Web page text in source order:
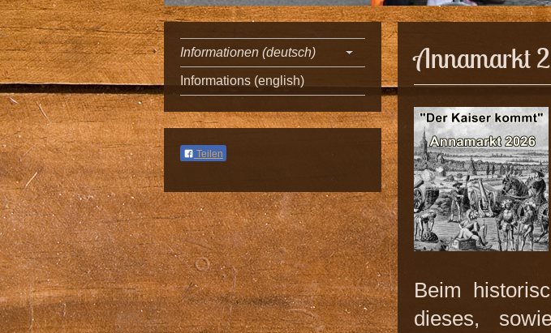
Annamarkt
Beim
dieses,
Informationen (deutsch)
Informations (english)
Teilen